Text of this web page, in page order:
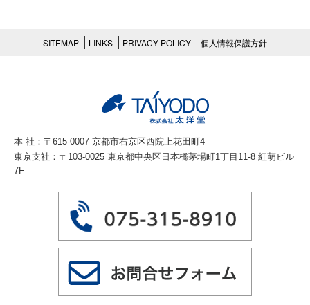
SITEMAP LINKS PRIVACY POLICY 個人情報保護方針
本 社：〒615-0007 京都市右京区西院上花田町4
東京支社：〒103-0025 東京都中央区日本橋茅場町1丁目11-8 紅萌ビル
7F